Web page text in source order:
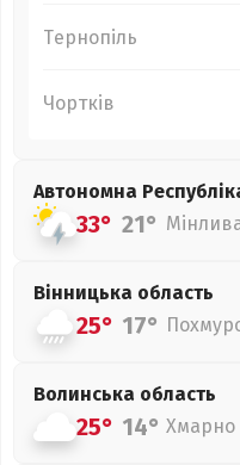
Тернопіль
Чортків
Автономна
33° 21°
Вінницька область
25° 17°
Волинська область
25° 14° Хмарно